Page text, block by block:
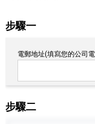
步驟一
電郵地址(填寫您的公司
步驟二